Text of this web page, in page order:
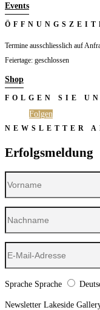
Events
Termine ausschliesslich auf
Feiertage: geschlossen
Shop
FOLGEN SIE
Folgen
NEWSLETTER
Erfolgsmeldung
Sprache Sprache
Newsletter Lakeside